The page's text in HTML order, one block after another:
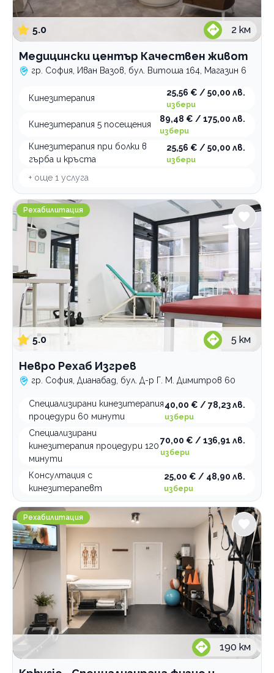
5.0 2 км
Медицински център Качествен живот
гр. София, Иван Вазов, бул. Витоша 164, Магазин 6
Кинезитерапия
25,56 € / 50,00 лв.
избери
Кинезитерапия 5 посещения
89,48 € / 175,00 лв.
избери
Кинезитерапия при болки в
гърба и кръста
25,56 € / 50,00 лв.
избери
+ още 1 услуга
Невро Рехаб Изгрев
Рехабилитация
5.0 5 км
Невро Рехаб Изгрев
гр. София, Дианабад, бул. Д-р Г. М. Димитров 60
Специализирани кинезитерапия
процедури 60 минути
40,00 € / 78,23 лв.
избери
Специализирани
кинезитерапия процедури 120
минути
70,00 € / 136,91 лв.
избери
Консултация с
кинезитерапевт
25,00 € / 48,90 лв.
избери
Kphysio - Специализирана физио и кинезитерапия
Рехабилитация
190 км